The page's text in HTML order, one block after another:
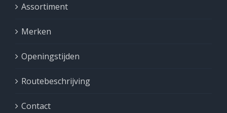
Assortiment
Merken
Openingstijden
Routebeschrijving
Contact